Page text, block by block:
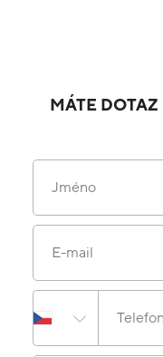
MÁTE
Jméno
E-mail
Telefon